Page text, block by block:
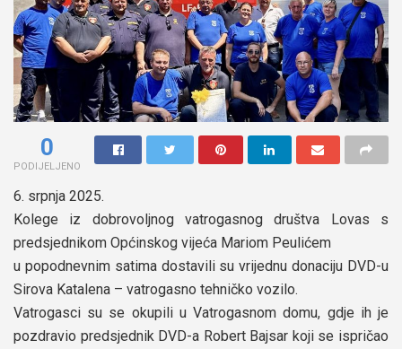
0
PODIJELJENO
6. srpnja 2025.
Kolege iz dobrovoljnog vatrogasnog društva Lovas s
predsjednikom Općinskog vijeća Mariom Peulićem
u popodnevnim satima dostavili su vrijednu donaciju DVD-u
Sirova Katalena – vatrogasno tehničko vozilo.
Vatrogasci su se okupili u Vatrogasnom domu, gdje ih je
pozdravio predsjednik DVD-a Robert Bajsar koji se ispričao